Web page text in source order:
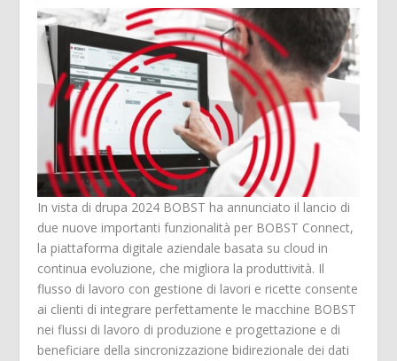
In vista di drupa 2024 BOBST ha annunciato il lancio di
due nuove importanti funzionalità per BOBST Connect,
la piattaforma digitale aziendale basata su cloud in
continua evoluzione, che migliora la produttività. Il
flusso di lavoro con gestione di lavori e ricette consente
ai clienti di integrare perfettamente le macchine BOBST
nei flussi di lavoro di produzione e progettazione e di
beneficiare della sincronizzazione bidirezionale dei dati